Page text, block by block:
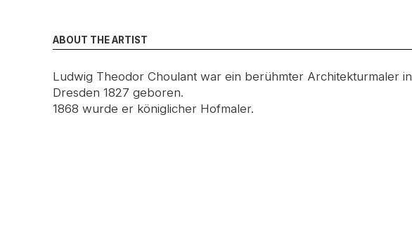
ABOUT THE ARTIST
Ludwig Theodor Choulant war ein berühmter Architekturmaler in
Dresden 1827 geboren.
1868 wurde er königlicher Hofmaler.